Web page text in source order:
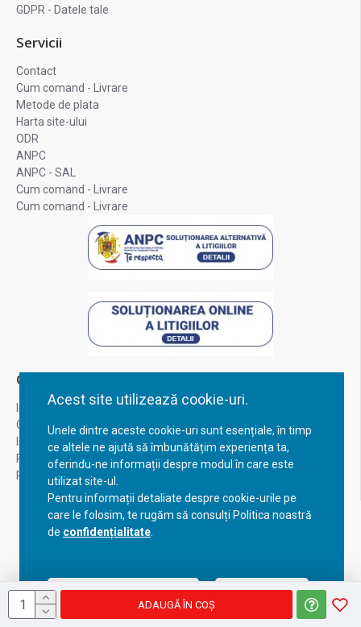
Acest site utilizează cookie-uri.
Unele dintre aceste cookie-uri sunt esențiale, în timp
ce altele ne ajută să îmbunătățim experiența ta,
oferindu-ne informații despre modul în care este
utilizat site-ul.
Pentru informații detaliate despre cookie-urile pe
care le folosim, te rugăm să consulți Politica noastră
de confidențialitate
Acceptă setările curente Configurează
ADAUGĂ ÎN COŞ
GDPR - Datele tale
Servicii
Contact
Cum comand - Livrare
Metode de plata
Harta site-ului
ODR
ANPC
ANPC - SAL
Cum comand - Livrare
Cum comand - Livrare
Contul Meu
Inregistrare
Contul meu
Istoric comenzi
Recuperare parola
Returnare produs
Copyright © 2023, BravoShop, toate drepturile rezervate!